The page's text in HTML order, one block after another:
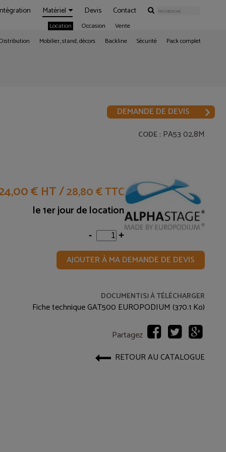
Matériel
Location Occasion Vente
Devis Contact
Distribution Mobilier, stand, décors Backline Sécurité Pack complet
DEMANDE DE DEVIS
CODE : PA53 02,8M
€ HT/28,80 € TTC
le 1er jour de location
- +
AJOUTER À MA DEMANDE DE DEVIS
DOCUMENT(S) À TÉLÉCHARGER
Fiche technique GAT500 EUROPODIUM (370.1 Ko)
Partagez
RETOUR AU CATALOGUE